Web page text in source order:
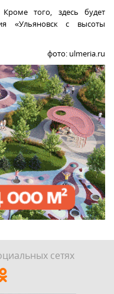
того, здесь будет
«Ульяновск с высоты
фото: ulmeria.ru
сетях